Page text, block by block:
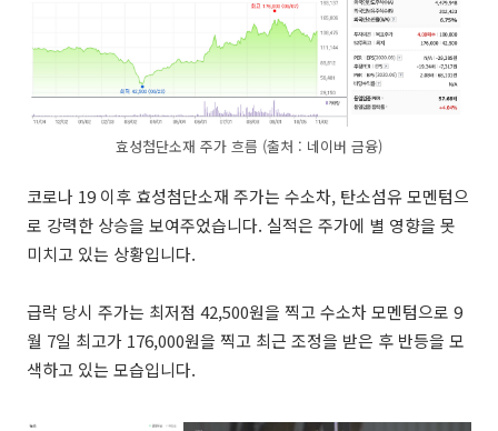
효성첨단소재 주가 흐름 (출처 : 네이버 금융)
코로나 19 이후 효성첨단소재 주가는 수소차, 탄소섬유 모멘텀으
로 강력한 상승을 보여주었습니다. 실적은 주가에 별 영향을 못
미치고 있는 상황입니다.
급락 당시 주가는 최저점 42,500원을 찍고 수소차 모멘텀으로 9
월 7일 최고가 176,000원을 찍고 최근 조정을 받은 후 반등을 모
색하고 있는 모습입니다.